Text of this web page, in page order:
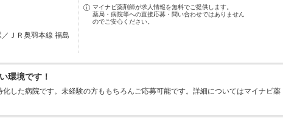
ＪＲ奥羽本線 福島
マイナビ薬剤師が求人情報を無料でご提供します。
薬局・病院等への直接応募・問い合わせではありません
のでご安心ください。
環境です！
した病院です。未経験の方ももちろんご応募可能です。詳細についてはマイナビ薬